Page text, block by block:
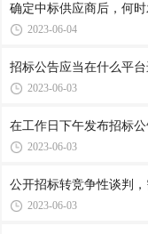
确定中标供应商后，何
2023-06-04
招标公告应当在什么平台
2023-06-03
在工作日下午发布招标
2023-06-03
公开招标转竞争性谈判
2023-06-03